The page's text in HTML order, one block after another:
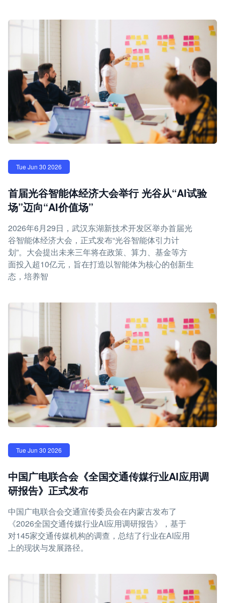
Tue Jun 30 2026
首届光谷智能体经济大会举行 光谷从“AI试验
场”迈向“AI价值场”
2026年6月29日，武汉东湖新技术开发区举办首届光
谷智能体经济大会，正式发布“光谷智能体引力计
划”。大会提出未来三年将在政策、算力、基金等方
面投入超10亿元，旨在打造以智能体为核心的创新生
态，培养智
Tue Jun 30 2026
中国广电联合会《全国交通传媒行业AI应用调
研报告》正式发布
中国广电联合会交通宣传委员会在内蒙古发布了
《2026全国交通传媒行业AI应用调研报告》，基于
对145家交通传媒机构的调查，总结了行业在AI应用
上的现状与发展路径。